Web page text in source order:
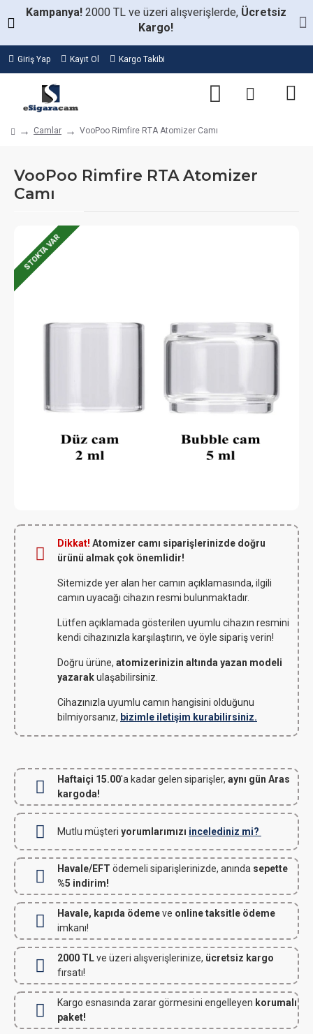
Kampanya! 2000 TL ve üzeri alışverişlerde, Ücretsiz
Kargo!
Giriş Yap Kayıt Ol Kargo Takibi
Camlar VooPoo Rimfire RTA Atomizer Camı
VooPoo Rimfire RTA Atomizer
Camı
STOKTA VAR
Dikkat! Atomizer camı siparişlerinizde doğru
ürünü almak çok önemlidir!
Sitemizde yer alan her camın açıklamasında, ilgili
camın uyacağı cihazın resmi bulunmaktadır.
Lütfen açıklamada gösterilen uyumlu cihazın resmini
kendi cihazınızla karşılaştırın, ve öyle sipariş verin!
Doğru ürüne, atomizerinizin altında yazan modeli
yazarakulaşabilirsiniz.
Cihazınızla uyumlu camın hangisini olduğunu
bilmiyorsanız, bizimle iletişim kurabilirsiniz.
Haftaiçi 15.00'a kadar gelen siparişler, aynı gün Aras
kargoda!
Mutlu müşteri yorumlarımızı incelediniz mi?
Havale/EFT ödemeli siparişlerinizde, anında sepette
%5 indirim!
Havale, kapıda ödemeve online taksitle ödeme
imkanı!
2000 TLve üzeri alışverişlerinize, ücretsiz kargo
fırsatı!
Kargo esnasında zarar görmesini engelleyen korumalı
paket!